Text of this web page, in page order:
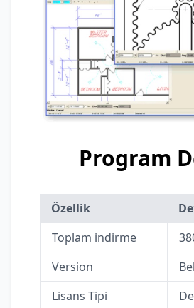
Program
Özellik
Toplam indirme
Version
Lisans Tipi